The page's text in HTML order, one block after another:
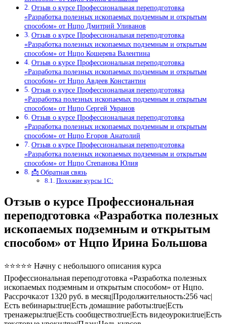
Отзыв о курсе Профессиональная переподготовка
«Разработка полезных ископаемых подземным и открытым
способом» от Нцпо Дмитрий Уливанов
Отзыв о курсе Профессиональная переподготовка
«Разработка полезных ископаемых подземным и открытым
способом» от Нцпо Кошерева Валентина
Отзыв о курсе Профессиональная переподготовка
«Разработка полезных ископаемых подземным и открытым
способом» от Нцпо Авдеев Константин
Отзыв о курсе Профессиональная переподготовка
«Разработка полезных ископаемых подземным и открытым
способом» от Нцпо Сергей Увранов
Отзыв о курсе Профессиональная переподготовка
«Разработка полезных ископаемых подземным и открытым
способом» от Нцпо Егоров Анатолий
Отзыв о курсе Профессиональная переподготовка
«Разработка полезных ископаемых подземным и открытым
способом» от Нцпо Степанова Юлия
📩 Обратная связь
Похожие курсы 1С:
Отзыв о курсе Профессиональная
переподготовка «Разработка полезных
ископаемых подземным и открытым
способом» от Нцпо Ирина Большова
⭐⭐⭐⭐⭐ Начну с небольшого описания курса
Профессиональная переподготовка «Разработка полезных
ископаемых подземным и открытым способом» от Нцпо.
Рассрочка:от 1320 руб. в месяц|Продолжительность:256 час|
Есть вебинары:true|Есть домашние работы:true|Есть
тренажеры:true|Есть сообщество:true|Есть видеоуроки:true|Есть